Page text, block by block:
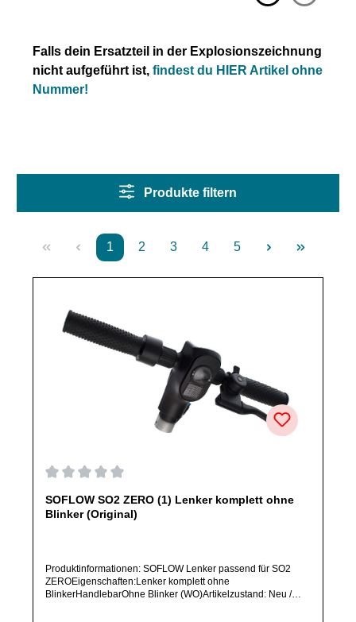
Falls dein Ersatzteil in der Explosionszeichnung
nicht aufgeführt ist, findest du HIER Artikel ohne
Nummer!
Produkte filtern
Seite
1
Seite
2
Seite
3
Seite
4
Seite
5
SOFLOW SO2 ZERO (1) Lenker komplett ohne
Blinker (Original)
Produktinformationen: SOFLOW Lenker passend für SO2
ZEROEigenschaften:Lenker komplett ohne
BlinkerHandlebarOhne Blinker (WO)Artikelzustand: Neu /